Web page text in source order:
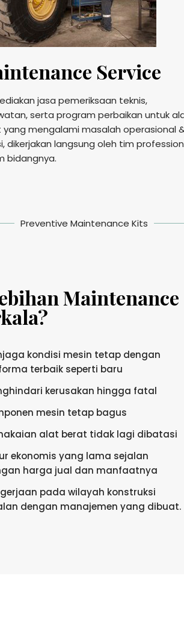
Service
jasa pemeriksaan teknis,
serta program perbaikan untuk
mengalami masalah operasional
dikerjakan langsung oleh tim
bidangnya.
Preventive Maintenance Kits
Maintenance
kondisi mesin tetap dengan
terbaik seperti baru
kerusakan hingga fatal
mesin tetap bagus
alat berat tidak lagi dibatasi
ekonomis yang lama sejalan
harga jual dan manfaatnya
pada wilayah konstruksi
dengan manajemen yang dibuat.